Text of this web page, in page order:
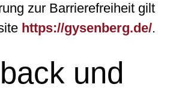
zur Barrierefreiheit gilt
https://gysenberg.de/.
und